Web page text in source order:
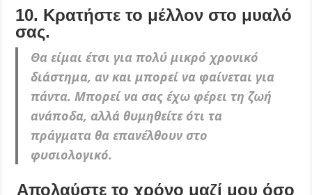
10. Κρατήστε το μέλλον στο μυαλό
σας.
Θα είμαι έτσι για πολύ μικρό χρονικό
διάστημα, αν και μπορεί να φαίνεται για
πάντα. Μπορεί να σας έχω φέρει τη ζωή
ανάποδα, αλλά θυμηθείτε ότι τα
πράγματα θα επανέλθουν στο
φυσιολογικό.
Απολαύστε το χρόνο μαζί μου όσο